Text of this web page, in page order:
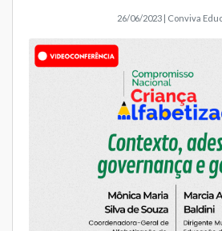
26/06/2023 | Conviva